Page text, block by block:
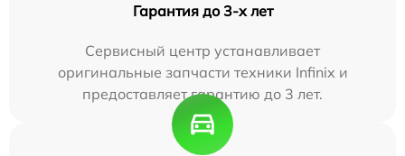
Гарантия до 3-х лет
Сервисный центр устанавливает
оригинальные запчасти техники Infinix и
предоставляет гарантию до 3 лет.